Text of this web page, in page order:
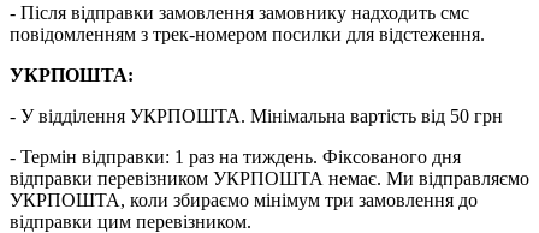
- Після відправки замовлення замовнику надходить смс
повідомленням з трек-номером посилки для відстеження.
УКРПОШТА:
- У відділення УКРПОШТА. Мінімальна вартість від 50 грн
- Термін відправки: 1 раз на тиждень. Фіксованого дня
відправки перевізником УКРПОШТА немає. Ми відправляємо
УКРПОШТА, коли збираємо мінімум три замовлення до
відправки цим перевізником.